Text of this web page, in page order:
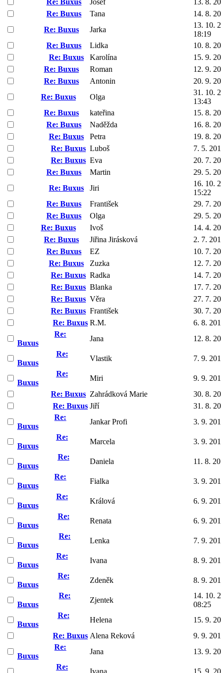
Re: Buxus
Tana
14. 8.
Re: Buxus
Jarka
13. 10.
18:19
Re: Buxus
Lidka
10. 8.
Re: Buxus
Karolína
15. 9.
Re: Buxus
Roman
12. 9.
Re: Buxus
Antonin
20. 9.
Re: Buxus
Olga
31. 10.
13:43
Re: Buxus
kateřina
15. 8.
Re: Buxus
Naděžda
16. 8.
Re: Buxus
Petra
19. 8.
Re: Buxus Luboš
7. 5.
Re: Buxus Eva
20. 7.
Re: Buxus
Martin
29. 5.
Re: Buxus
Jiri
16. 10.
15:22
Re: Buxus
František
29. 7.
Re: Buxus
Olga
29. 5.
Re: Buxus
Ivoš
14. 4.
Re: Buxus
Jiřina Jirásková
2. 7.
Re: Buxus
EZ
10. 7.
Re: Buxus
Zuzka
12. 7.
Re: Buxus Radka
14. 7.
Re: Buxus Blanka
17. 7.
Re: Buxus Věra
27. 7.
Re: Buxus František
30. 7.
Re: Buxus R.M.
6. 8.
Re:
Buxus
Jana
12. 8.
Re:
Buxus
Vlastik
7. 9.
Re:
Buxus
Miri
9. 9.
Re: Buxus Zahrádková Marie
30. 8.
Re: Buxus Jiří
31. 8.
Re:
Buxus
Jankar Profi
3. 9.
Re:
Buxus
Marcela
3. 9.
Re:
Buxus
Daniela
11. 8.
Re:
Buxus
Fialka
3. 9.
Re:
Buxus
Králová
6. 9.
Re:
Buxus
Renata
6. 9.
Re:
Buxus
Lenka
7. 9.
Re:
Buxus
Ivana
8. 9.
Re:
Buxus
Zdeněk
8. 9.
Re:
Buxus
Zjentek
14. 10.
08:25
Re:
Buxus
Helena
15. 9.
Re: Buxus Alena Reková
9. 9.
Re:
Buxus
Jana
13. 9.
Re:
Ivana 15. 9.